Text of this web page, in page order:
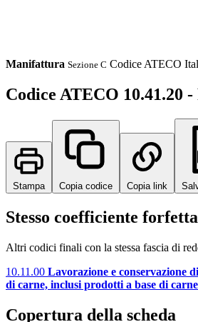
Manifattura Sezione C Codice ATECO
Codice ATECO 10.41.20
Stampa Copia codice Copia link
Stesso coefficiente
Altri codici finali con la stessa fascia di
10.11.00 Lavorazione e conservazione
di carne, inclusi prodotti a base di
Copertura della scheda